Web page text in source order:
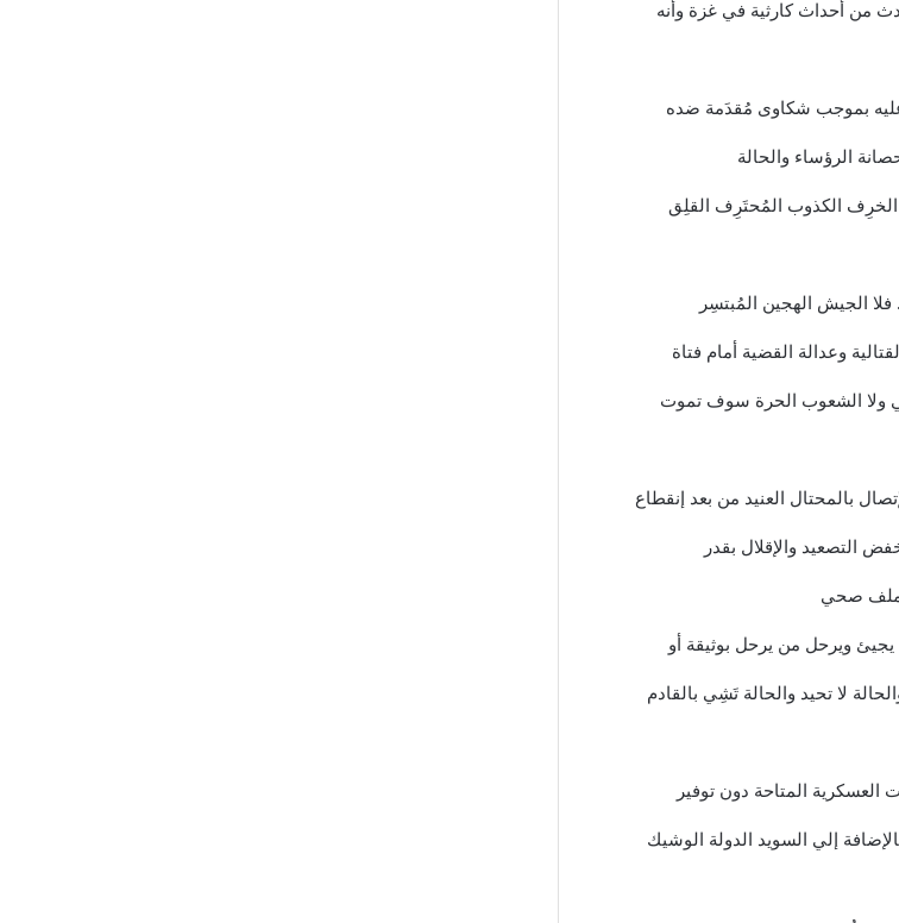
من أحداث كارثية في غزة وأنه
عليه بموجب شكاوى مُقدَمة ضده
الخرِف الكذوب المُحتَرِف القلِق
الجيش الهجين المُبتسِر
وعدالة القضية أمام فتاة
ولا الشعوب الحرة سوف تموت
بالمحتال العنيد من بعد إنقطاع
التصعيد والإقلال بقدر
بملف صحي
ويرحل من يرحل بوثيقة أو
لا تحيد والحالة تَشِي بالقادم
المتاحة دون توفير
إلي السويد الدولة الوشيك